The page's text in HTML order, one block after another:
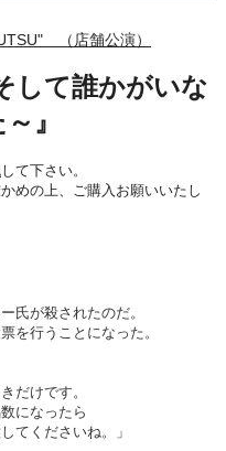
（店舗公演）
して誰かがいな
』
して下さい。
めの上、ご購入お願いいたし
氏が殺されたのだ。
を行うことになった。
だけです。
になったら
くださいね。」